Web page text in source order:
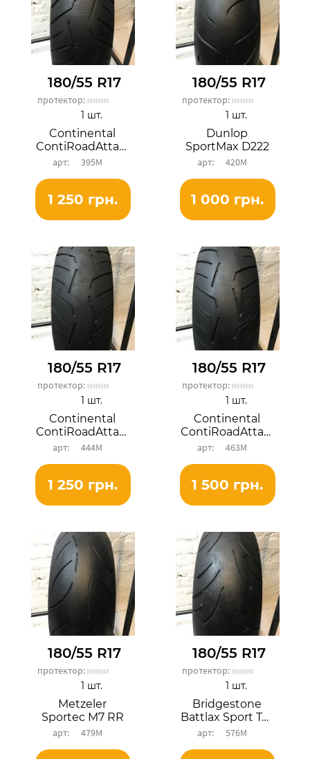
180/55 R17
протектор:
Continental
ContiRoadAttack 3
395М
1 шт.
1 250 грн.
180/55 R17
протектор:
Dunlop
SportMax D222
420М
1 шт.
1 000 грн.
180/55 R17
протектор:
Continental
ContiRoadAttack 3
444М
1 шт.
1 250 грн.
180/55 R17
протектор:
Continental
ContiRoadAttack 3
463М
1 шт.
1 500 грн.
180/55 R17
протектор:
Metzeler
Sportec M7 RR
479М
1 шт.
180/55 R17
протектор:
Bridgestone
Battlax Sport Touring BT023R
576М
1 шт.